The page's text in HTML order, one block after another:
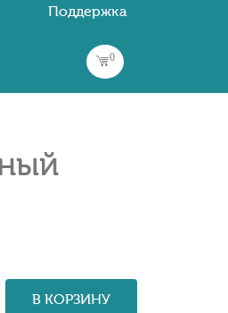
Поддержка
0
В КОРЗИНУ